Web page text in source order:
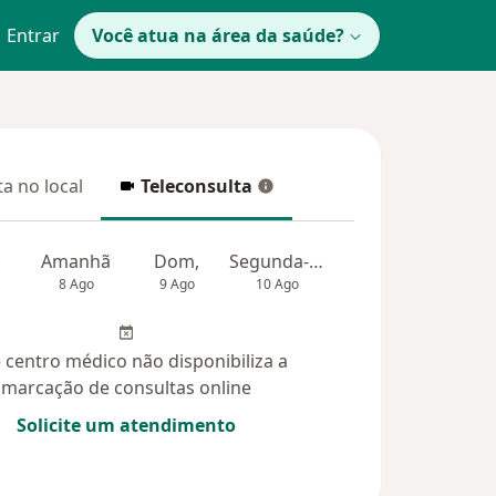
Entrar Você atua na área da saúde?
no local
no local Teleconsulta
Teleconsulta
Amanhã
8 Ago
Dom,
9 Ago
Segunda-feira
10 Ago
centro médico não disponibiliza a
marcação de consultas online
Solicite um atendimento